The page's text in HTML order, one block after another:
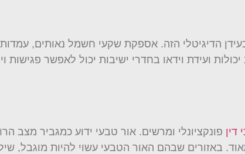
הדיגיטלי הזה. אספקת שקעי חשמל נאותים,
ועידת וידאו בחדרי ישיבות יכול לאפשר פגישות
דין פונקציונלי ומרשים. אור טבעי ידוע כמגביר מצב
באזורים שבהם האור הטבעי עשוי להיות מוגבל,